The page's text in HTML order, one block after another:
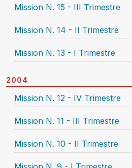
Mission N. 15 - III Trimestre
Mission N. 14 - II Trimestre
Mission N. 13 - I Trimestre
2004
Mission N. 12 - IV Trimestre
Mission N. 11 - III Trimestre
Mission N. 10 - II Trimestre